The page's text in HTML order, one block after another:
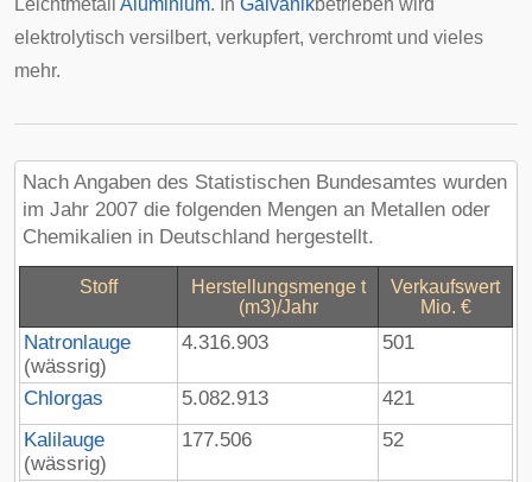
elektrolytisch versilbert, verkupfert, verchromt und vieles
mehr.
Nach Angaben des Statistischen Bundesamtes wurden
im Jahr 2007 die folgenden Mengen an Metallen oder
Chemikalien in Deutschland hergestellt.
Stoff
Herstellungsmenge t
(m3)/Jahr
Verkaufswert
Mio. €
Natronlauge
(wässrig)
4.316.903 501
Chlorgas 5.082.913
421
Kalilauge
(wässrig)
177.506 52